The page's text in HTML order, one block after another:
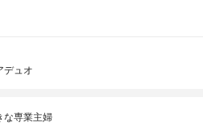
デュオ
な専業主婦